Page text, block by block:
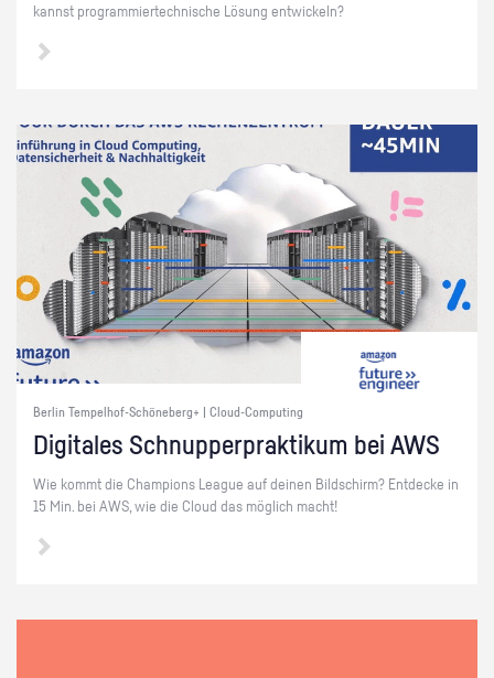
kannst pro­gram­mier­tech­ni­sche Lö­sung ent­wi­ckeln?
Berlin Tempelhof-Schöneberg+ | Cloud-Computing
Di­gi­ta­les Schnup­per­prak­ti­kum bei AWS
Wie kommt die Cham­pi­ons Le­ague auf dei­nen Bild­schirm? Ent­de­cke in
15 Min. bei AWS, wie die Cloud das mög­lich macht!